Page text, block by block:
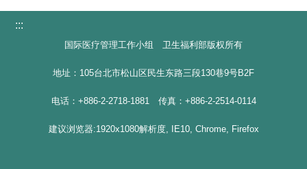
:::
国际医疗管理工作小组 卫生福利部版权所有
地址：105台北市松山区民生东路三段130巷9号B2F
电话：+886-2-2718-1881 传真：+886-2-2514-0114
建议浏览器:1920x1080解析度, IE10, Chrome, Firefox